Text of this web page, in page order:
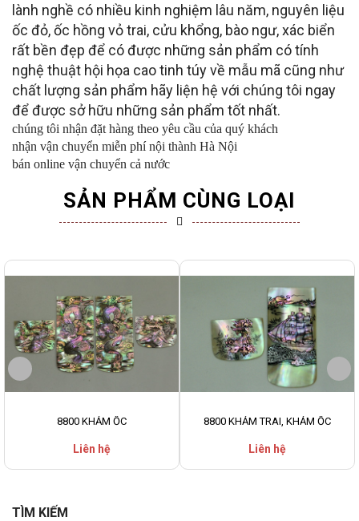
lành nghề có nhiều kinh nghiệm lâu năm, nguyên liệu
ốc đỏ, ốc hồng vỏ trai, cửu khổng, bào ngư, xác biển
rất bền đẹp để có được những sản phẩm có tính
nghệ thuật hội họa cao tinh túy về mẫu mã cũng như
chất lượng sản phẩm hãy liện hệ với chúng tôi ngay
để được sở hữu những sản phẩm tốt nhất.
chúng tôi nhận đặt hàng theo yêu cầu của quý khách
nhận vận chuyển miễn phí nội thành Hà Nội
bán online vận chuyển cả nước
SẢN PHẨM CÙNG LOẠI
8800 KHẢM ỐC
Liên hệ
8800 KHẢM TRAI, KHẢM ỐC
Liên hệ
TÌM KIẾM